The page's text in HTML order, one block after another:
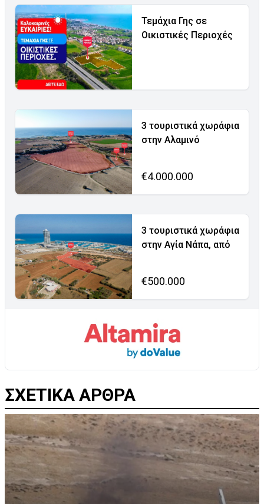
Τεμάχια Γης σε
Οικιστικές Περιοχές
3 τουριστικά χωράφια
στην Αλαμινό
€4.000.000
3 τουριστικά χωράφια
στην Αγία Νάπα, από
€500.000
ΣΧΕΤΙΚΑ ΑΡΘΡΑ